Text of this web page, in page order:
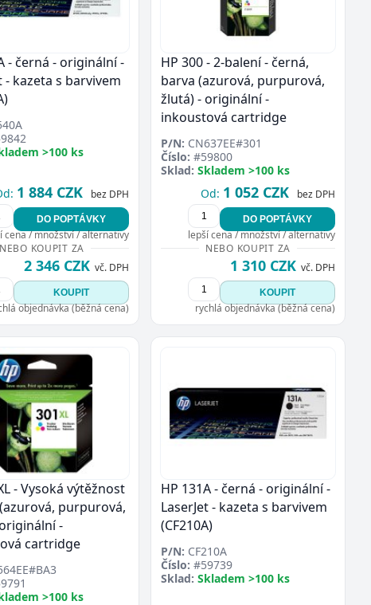
- černá - originální -
- kazeta s barvivem
>100 ks
1 884 CZK bez DPH
DO POPTÁVKY
cena / množství / alternativy
NEBO KOUPIT ZA
2 346 CZK vč. DPH
KOUPIT
objednávka (běžná cena)
HP 300 - 2-balení - černá,
barva (azurová, purpurová,
žlutá) - originální -
inkoustová cartridge
P/N: CN637EE#301
Číslo: #59800
Sklad: Skladem >100 ks
Od: 1 052 CZK bez DPH
DO POPTÁVKY
lepší cena / množství / alternativy
NEBO KOUPIT ZA
1 310 CZK vč. DPH
KOUPIT
rychlá objednávka (běžná cena)
- Vysoká výtěžnost
purpurová,
-
cartridge
>100 ks
HP 131A - černá - originální -
LaserJet - kazeta s barvivem
(CF210A)
P/N: CF210A
Číslo: #59739
Sklad: Skladem >100 ks